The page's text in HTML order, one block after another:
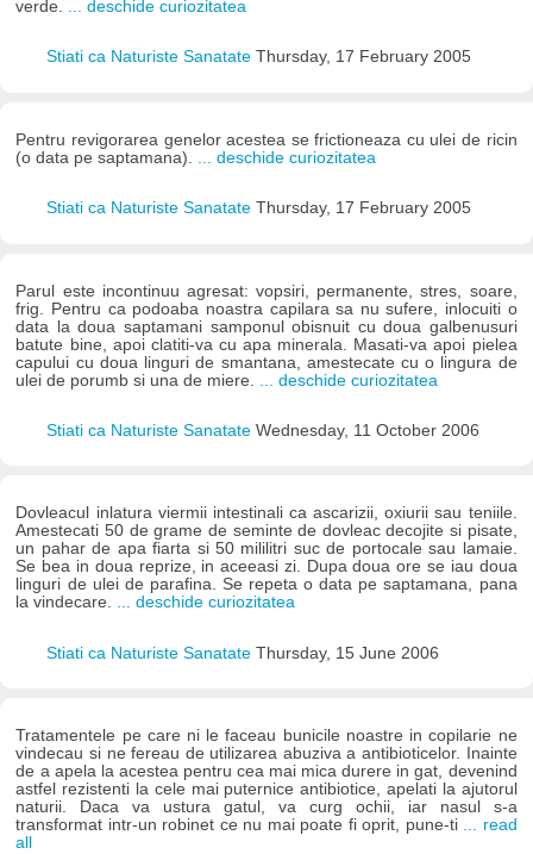
verde. ... deschide curiozitatea
Stiati ca Naturiste Sanatate Thursday, 17 February 2005
Pentru revigorarea genelor acestea se frictioneaza cu ulei de ricin
(o data pe saptamana).
... deschide curiozitatea
Stiati ca Naturiste Sanatate Thursday, 17 February 2005
Parul este incontinuu agresat: vopsiri, permanente, stres, soare,
frig. Pentru ca podoaba noastra capilara sa nu sufere, inlocuiti o
data la doua saptamani samponul obisnuit cu doua galbenusuri
batute bine, apoi clatiti-va cu apa minerala. Masati-va apoi pielea
capului cu doua linguri de smantana, amestecate cu o lingura de
ulei de porumb si una de miere.
... deschide curiozitatea
Stiati ca Naturiste Sanatate Wednesday, 11 October 2006
Dovleacul inlatura viermii intestinali ca ascarizii, oxiurii sau teniile.
Amestecati 50 de grame de seminte de dovleac decojite si pisate,
un pahar de apa fiarta si 50 mililitri suc de portocale sau lamaie.
Se bea in doua reprize, in aceeasi zi. Dupa doua ore se iau doua
linguri de ulei de parafina. Se repeta o data pe saptamana, pana
la vindecare. ... deschide curiozitatea
Stiati ca Naturiste Sanatate Thursday, 15 June 2006
Tratamentele pe care ni le faceau bunicile noastre in copilarie ne
vindecau si ne fereau de utilizarea abuziva a antibioticelor. Inainte
de a apela la acestea pentru cea mai mica durere in gat, devenind
astfel rezistenti la cele mai puternice antibiotice, apelati la ajutorul
naturii. Daca va ustura gatul, va curg ochii, iar nasul s-a
transformat intr-un robinet ce nu mai poate fi oprit, pune-ti ... read
all